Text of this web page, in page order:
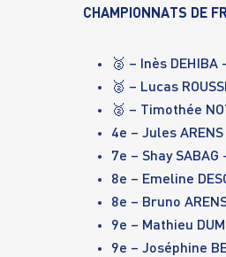
CHAMPIONNATS DE
🥈 – Inès DEHIBA
🥈 – Lucas
🥈 – Timothée
4e – Jules ARENS
7e – Shay SABAG
8e – Emeline
8e – Bruno
9e – Mathieu
9e – Joséphine